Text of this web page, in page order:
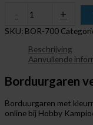
- +
SKU: BOR-700
Beschrijving
Aanvullende
Borduurgaren
Borduurgaren met
online bij Hobby